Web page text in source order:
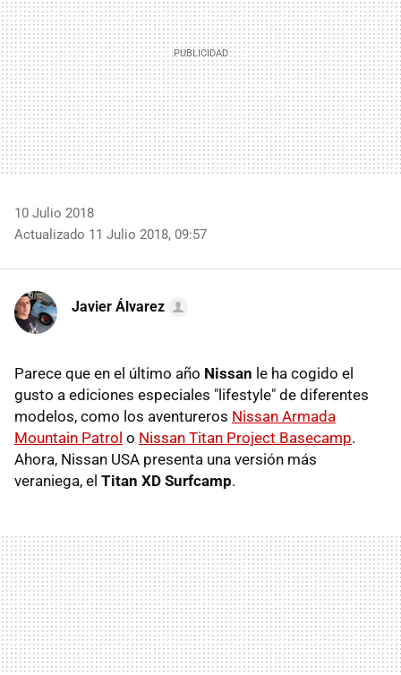
10 Julio 2018
Actualizado 11 Julio 2018, 09:57
Javier Álvarez
Parece que en el último año Nissan le ha cogido el
gusto a ediciones especiales "lifestyle" de diferentes
modelos, como los aventureros Nissan Armada
Mountain Patrol o Nissan Titan Project Basecamp.
Ahora, Nissan USA presenta una versión más
veraniega, el Titan XD Surfcamp.